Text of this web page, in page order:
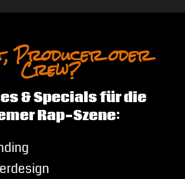
Producer oder
Crew?
& Specials für die
Rap-Szene: